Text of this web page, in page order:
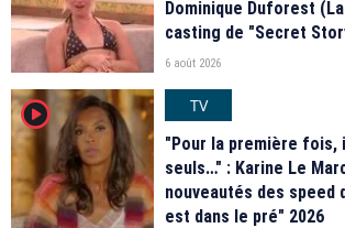
Dominique Duforest
casting de "Secret
6 août 2026
player2
TV
"Pour la première fois,
seuls…" : Karine Le
nouveautés des speed
est dans le pré" 2026